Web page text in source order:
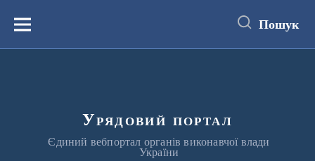
вмістуМеню Пошук
Урядовий портал
Єдиний вебпортал органів виконавчої влади
України